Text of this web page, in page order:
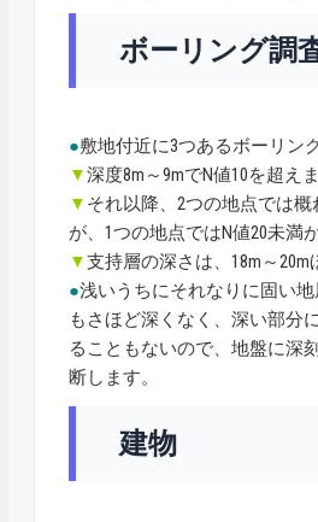
ボーリング調
●敷地付近に3つあるボーリン
▼深度8m～9mでN値10を超えま
▼ それ以降、2つの地点では概
が、1つの地点ではN値20未満
▼支持層の深さは、18m～20m
●浅いうちにそれなりに固い
もさほど深くなく、深い部分
ることもないので、地盤に深
断します。
建物